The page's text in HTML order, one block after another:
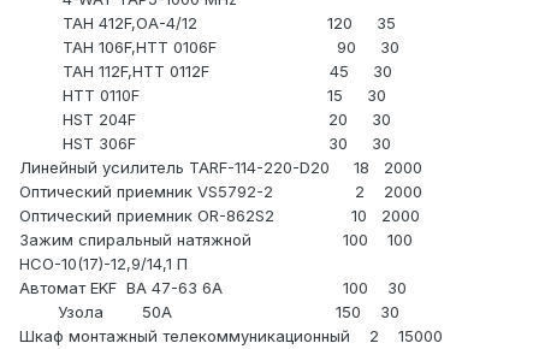
ТАН 412F,ОА-4/12 120 35
ТАН 106F,HTT 0106F 90 30
TAH 112F,HTT 0112F 45 30
HTT 0110F 15 30
HST 204F 20 30
HST 306F 30 30
Линейный усилитель TARF-114-220-D20 18 2000
Оптический приемник VS5792-2 2 2000
Оптический приемник OR-862S2 10 2000
Зажим спиральный натяжной 100 100
НСО-10(17)-12,9/14,1 П
Автомат EKF BA 47-63 6A 100 30
Узола 50А 150 30
Шкаф монтажный телекоммуникационный 2 15000